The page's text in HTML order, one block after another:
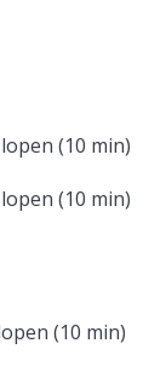
(10 min)
(10 min)
(10 min)